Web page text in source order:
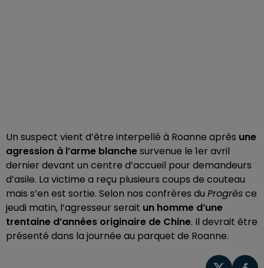
Un suspect vient d’être interpellé à Roanne après une
agression à l’arme blanchesurvenue le 1er avril
dernier devant un centre d’accueil pour demandeurs
d’asile. La victime a reçu plusieurs coups de couteau
mais s’en est sortie. Selon nos confrères du Progrèsce
jeudi matin, l’agresseur serait un homme d’une
trentaine d’années originaire de Chine. Il devrait être
présenté dans la journée au parquet de Roanne.